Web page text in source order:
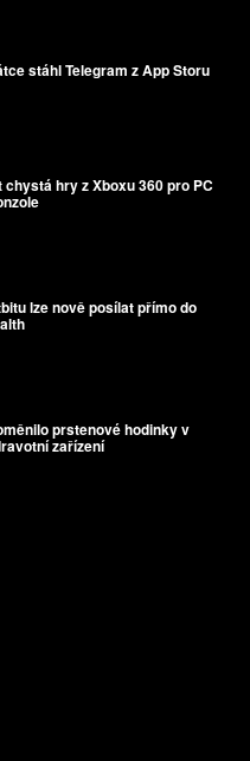
stáhl Telegram z App Storu
hry z Xboxu 360 pro PC
lze nově posílat přímo do
prstenové hodinky v
zařízení